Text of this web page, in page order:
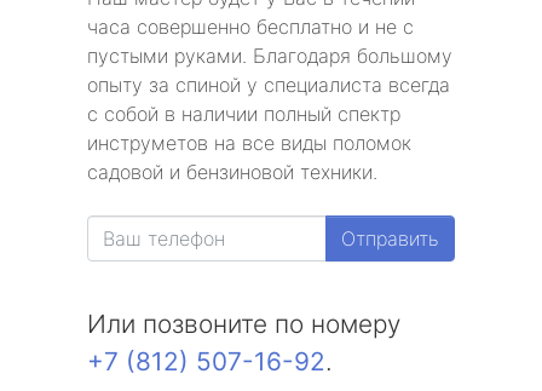
часа совершенно бесплатно и не с
пустыми руками. Благодаря большому
опыту за спиной у специалиста всегда
с собой в наличии полный спектр
инструметов на все виды поломок
садовой и бензиновой техники.
Отправить
Или позвоните по номеру
+7 (812) 507-16-92.